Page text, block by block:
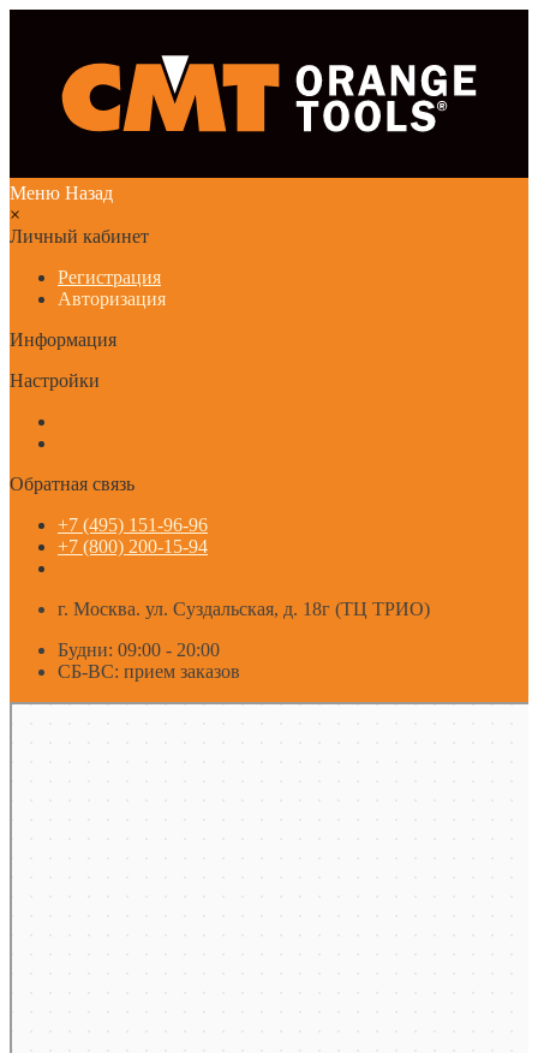
Меню Назад
×
Личный кабинет
Регистрация
Авторизация
Информация
Настройки
Обратная связь
+7 (495) 151-96-96
+7 (800) 200-15-94
г. Москва. ул. Суздальская, д. 18г (ТЦ ТРИО)
Будни: 09:00 - 20:00
СБ-ВС: прием заказов